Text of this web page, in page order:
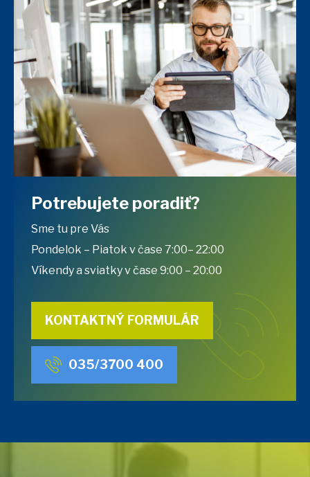
Potrebujete poradiť?
Sme tu pre Vás
Pondelok – Piatok v čase 7:00– 22:00
Víkendy a sviatky v čase 9:00 – 20:00
KONTAKTNÝ FORMULÁR
035/3700 400